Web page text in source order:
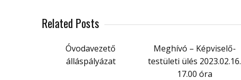
Related Posts
Óvodavezető
álláspályázat
Meghívó – Képviselő-
testületi ülés 2023.02.16.
17.00 óra